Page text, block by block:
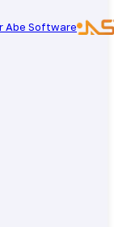
Abe Software